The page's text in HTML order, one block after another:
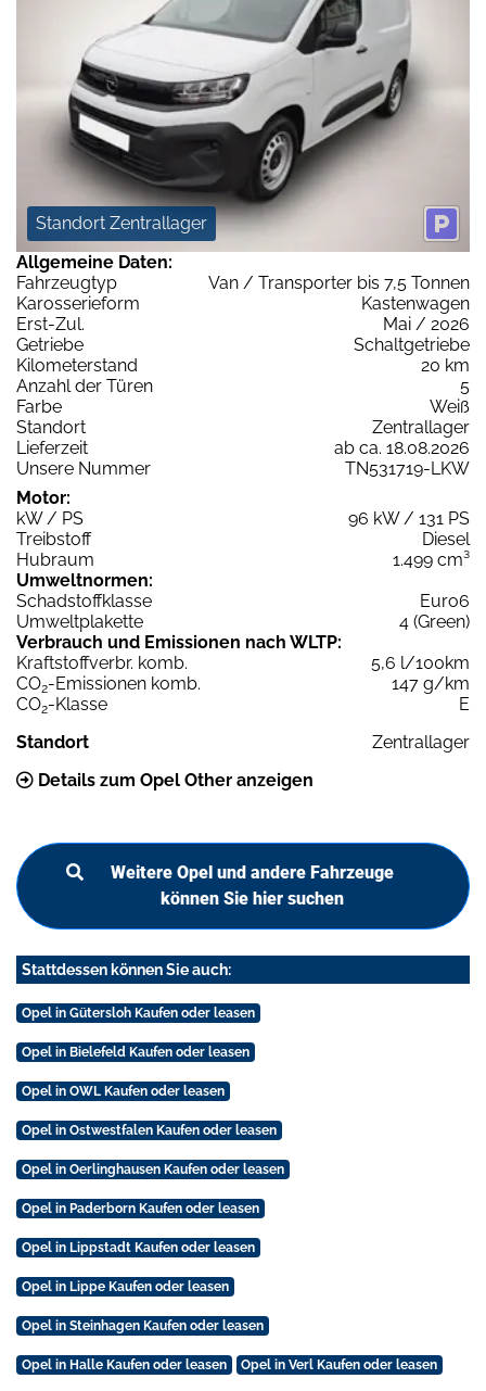
Standort Zentrallager
Allgemeine Daten:
Fahrzeugtyp
Van / Transporter bis 7,5 Tonnen
Karosserieform
Kastenwagen
Erst-Zul.
Mai / 2026
Getriebe
Schaltgetriebe
Kilometerstand
20 km
Anzahl der Türen
5
Farbe
Weiß
Standort
Zentrallager
Lieferzeit
ab ca. 18.08.2026
Unsere Nummer
TN531719-LKW
Motor:
kW / PS
96 kW / 131 PS
Treibstoff
Diesel
Hubraum
1.499 cm³
Umweltnormen:
Schadstoffklasse
Euro6
Umweltplakette
4 (Green)
Verbrauch und Emissionen nach WLTP:
Kraftstoffverbr. komb.
5,6 l/100km
CO2-Emissionen komb.
147 g/km
CO2-Klasse
E
Standort
Zentrallager
Details zum Opel Other anzeigen
Weitere Opel und andere Fahrzeuge
können Sie hier suchen
Stattdessen können Sie auch:
Opel in Gütersloh Kaufen oder leasen
Opel in Bielefeld Kaufen oder leasen
Opel in OWL Kaufen oder leasen
Opel in Ostwestfalen Kaufen oder leasen
Opel in Oerlinghausen Kaufen oder leasen
Opel in Paderborn Kaufen oder leasen
Opel in Lippstadt Kaufen oder leasen
Opel in Lippe Kaufen oder leasen
Opel in Steinhagen Kaufen oder leasen
Opel in Halle Kaufen oder leasen Opel in Verl Kaufen oder leasen